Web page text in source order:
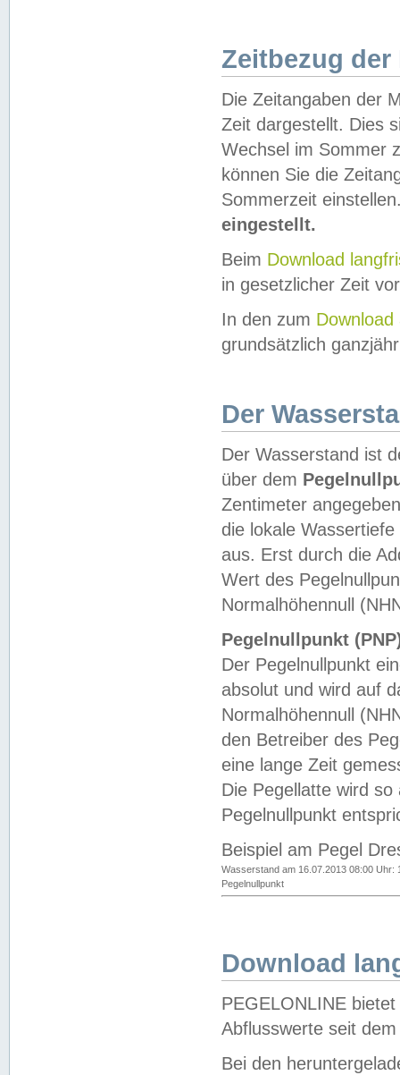
Zeitbezug der
Die Zeitangaben der
Zeit dargestellt. Dies
Wechsel im Sommer
können Sie die
Sommerzeit
eingestellt.
Beim Download
in gesetzlicher Zeit
In den zum Download
grundsätzlich
Der
Der Wasserstand ist
über dem
Zentimeter
die lokale
aus. Erst durch die
Wert des
Normalhöhennull
Pegelnullpunkt
Der Pegelnullpunkt
absolut und wird auf
Normalhöhennull
den Betreiber des
eine lange Zeit
Die Pegellatte wird
Pegelnullpunkt
Beispiel am Pegel
Wasserstand am 16.07.2013 08:00 Uhr:
Pegelnullpunkt
Download
PEGELONLINE
Abflusswerte seit
Bei den